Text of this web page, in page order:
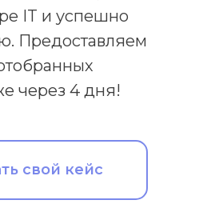
IT и успешно
Предоставляем
через 4 дня!
свой кейс